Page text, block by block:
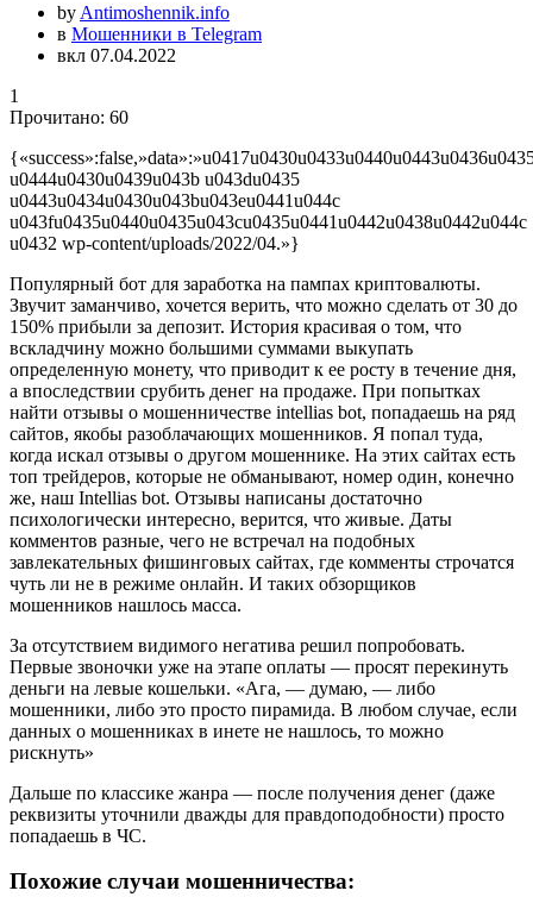
by Antimoshennik.info
в Мошенники в Telegram
вкл 07.04.2022
1
Прочитано: 60
u0444u0430u0439u043b u043du0435
u0443u0434u0430u043bu043eu0441u044c
u043fu0435u0440u0435u043cu0435u0441u0442u0438u0442u044c
u0432 wp-content/uploads/2022/04.»}
Популярный бот для заработка на пампах криптовалюты.
Звучит заманчиво, хочется верить, что можно сделать от 30 до
150% прибыли за депозит. История красивая о том, что
вскладчину можно большими суммами выкупать
определенную монету, что приводит к ее росту в течение дня,
а впоследствии срубить денег на продаже. При попытках
найти отзывы о мошенничестве intellias bot, попадаешь на ряд
сайтов, якобы разоблачающих мошенников. Я попал туда,
когда искал отзывы о другом мошеннике. На этих сайтах есть
топ трейдеров, которые не обманывают, номер один, конечно
же, наш Intellias bot. Отзывы написаны достаточно
психологически интересно, верится, что живые. Даты
комментов разные, чего не встречал на подобных
завлекательных фишинговых сайтах, где комменты строчатся
чуть ли не в режиме онлайн. И таких обзорщиков
мошенников нашлось масса.
За отсутствием видимого негатива решил попробовать.
Первые звоночки уже на этапе оплаты — просят перекинуть
деньги на левые кошельки. «Ага, — думаю, — либо
мошенники, либо это просто пирамида. В любом случае, если
данных о мошенниках в инете не нашлось, то можно
рискнуть»
Дальше по классике жанра — после получения денег (даже
реквизиты уточнили дважды для правдоподобности) просто
попадаешь в ЧС.
Похожие случаи мошенничества: